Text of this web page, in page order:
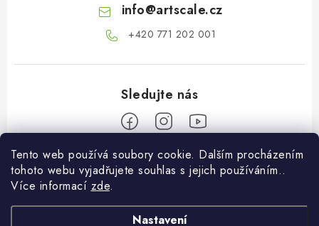
Tento web používá soubory cookie. Dalším procházením
tohoto webu vyjadřujete souhlas s jejich používáním..
Více informací zde.
Nastavení
info@artscale.cz
+420 771 202 001​
Informace pro vás